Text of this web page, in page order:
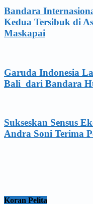
Bandara
Kedua Tersibuk di
Maskapai
Garuda Indonesia
Bali dari Bandara
Sukseskan Sensus
Andra Soni Terima
Koran Pelita